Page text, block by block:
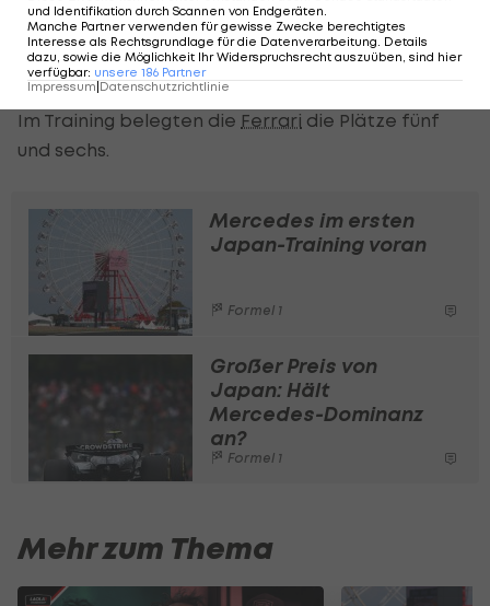
Erste Verfolger waren bisher dieFerrari-Piloten
Charles Leclerc und Lewis Hamilton, deren neuer
Dienstwagen seine größte Stärke am Start hat.
Im Training belegten die Ferrari die Plätze fünf
und sechs.
Mercedes im ersten
Japan-Training voran
Formel 1
Großer Preis von
Japan: Hält
Mercedes-Dominanz
an?
Formel 1
Mehr zum Thema
und Identifikation durch Scannen von Endgeräten
Manche Partner verwenden für gewisse Zwecke berechtigtes
Interesse als Rechtsgrundlage für die Datenverarbeitung. Details
dazu, sowie die Möglichkeit Ihr Widerspruchsrecht auszuüben, sind hier
verfügbar: unsere 186 Partner
Impressum|Datenschutzrichtlinie